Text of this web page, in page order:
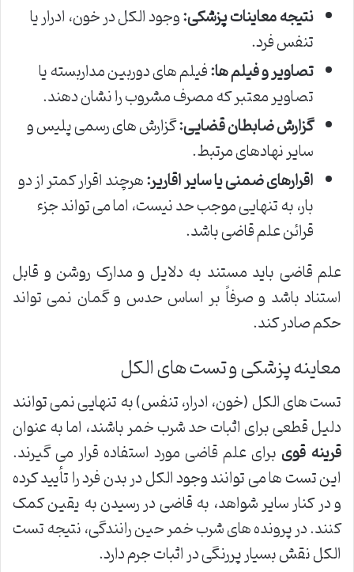
نتیجه معاینات پزشکی:وجود الکل در خون، ادرار یا
تنفس فرد.
تصاویر و فیلم ها:فیلم های دوربین مداربسته یا
تصاویر معتبر که مصرف مشروب را نشان دهند.
گزارش ضابطان قضایی:گزارش های رسمی پلیس و
سایر نهادهای مرتبط.
اقرارهای ضمنی یا سایر اقاریر:هرچند اقرار کمتر از دو
بار، به تنهایی موجب حد نیست، اما می تواند جزء
قرائن علم قاضی باشد.
علم قاضی باید مستند به دلایل و مدارک روشن و قابل
استناد باشد و صرفاً بر اساس حدس و گمان نمی تواند
حکم صادر کند.
معاینه پزشکی و تست های الکل
تست های الکل (خون، ادرار، تنفس) به تنهایی نمی توانند
دلیل قطعی برای اثبات حد شرب خمر باشند، اما به عنوان
قرینه قوی برای علم قاضی مورد استفاده قرار می گیرند.
این تست ها می توانند وجود الکل در بدن فرد را تأیید کرده
و در کنار سایر شواهد، به قاضی در رسیدن به یقین کمک
کنند. در پرونده های شرب خمر حین رانندگی، نتیجه تست
الکل نقش بسیار پررنگی در اثبات جرم دارد.